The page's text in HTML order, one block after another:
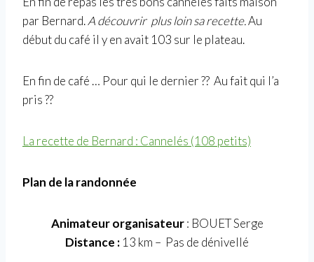
par Bernard.A découvrir plus loin sa recette.Au
début du café il y en avait 103 sur le plateau.
En fin de café … Pour qui le dernier ?? Au fait qui l’a
pris ??
La recette de Bernard : Cannelés (108 petits)
Plan de la randonnée
Animateur organisateur: BOUET Serge
Distance : 13 km – Pas de dénivellé